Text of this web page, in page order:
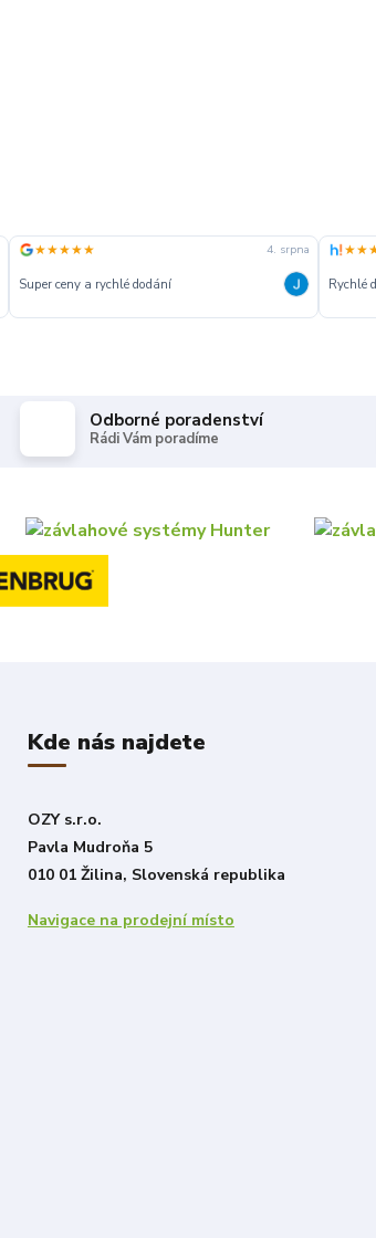
★★★★★ 4. srpna
Super ceny a rychlé dodání Rychlé
Odborné poradenství
Rádi Vám poradíme
Kde nás najdete
OZY s.r.o.
Pavla Mudroňa 5
010 01 Žilina, Slovenská republika
Navigace na prodejní místo